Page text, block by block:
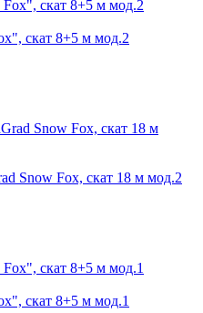
скат 8+5 м мод.2
Snow Fox, скат 18 м мод.2
скат 8+5 м мод.1